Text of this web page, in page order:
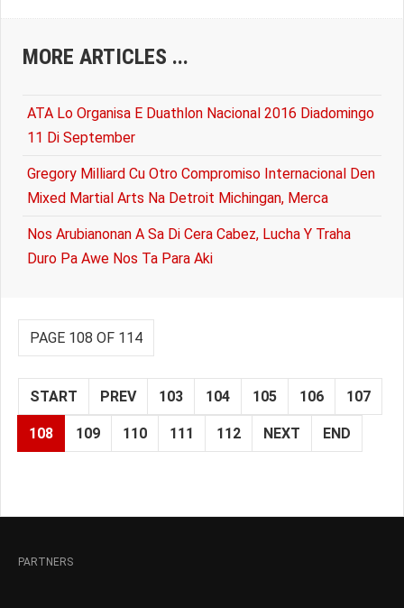
MORE ARTICLES ...
ATA Lo Organisa E Duathlon Nacional 2016 Diadomingo
11 Di September
Gregory Milliard Cu Otro Compromiso Internacional Den
Mixed Martial Arts Na Detroit Michingan, Merca
Nos Arubianonan A Sa Di Cera Cabez, Lucha Y Traha
Duro Pa Awe Nos Ta Para Aki
PAGE 108 OF 114
START PREV 103 104 105 106 107
108 109 110 111 112 NEXT END
PARTNERS